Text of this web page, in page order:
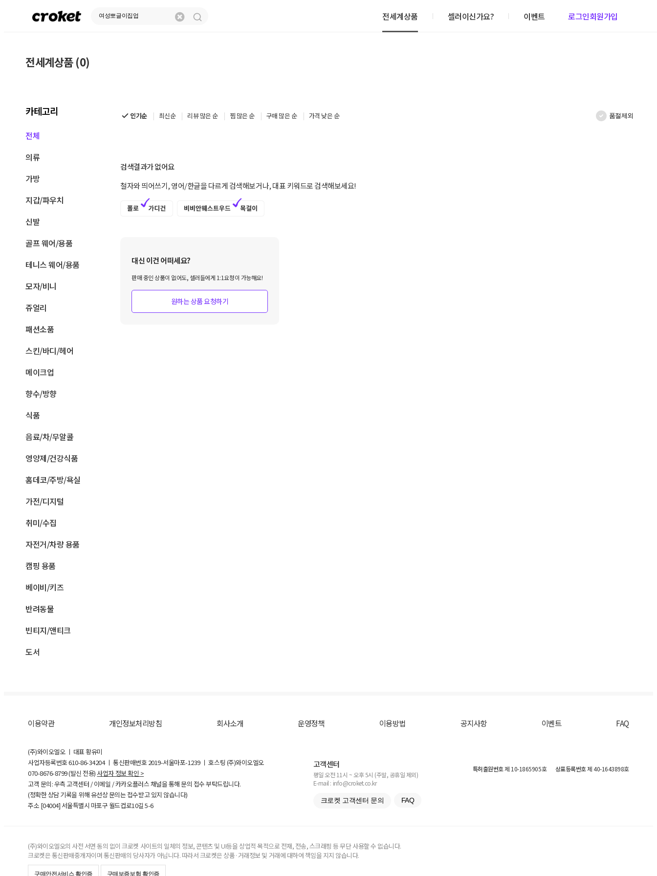
전세계상품 셀러이신가요? 이벤트 로그인회원가입
전세계상품 (0)
카테고리
전체
의류
가방
지갑/파우치
신발
골프 웨어/용품
테니스 웨어/용품
모자/비니
쥬얼리
패션소품
스킨/바디/헤어
메이크업
향수/방향
식품
음료/차/무알콜
영양제/건강식품
홈데코/주방/욕실
가전/디지털
취미/수집
자전거/차량 용품
캠핑 용품
베이비/키즈
반려동물
빈티지/앤티크
도서
인기순 최신순 리뷰 많은 순 찜 많은 순 구매 많은 순 가격 낮은 순 품절제외
검색결과가 없어요
철자와 띄어쓰기, 영어/한글을 다르게 검색해보거나, 대표 키워드로 검색해보세요!
대신 이건 어떠세요?
판매 중인 상품이 없어도, 셀러들에게 1:1요청이 가능해요!
원하는 상품 요청하기
이용약관 개인정보처리방침 회사소개 운영정책 이용방법 공지사항 이벤트 FAQ
(주)와이오엘오 ㅣ 대표 황유미
사업자등록번호610-86-34204ㅣ 통신판매번호 2019-서울마포-1239 ㅣ 호스팅 (주)와이오엘오
070-8676-8799 (발신 전용) 사업자 정보 확인 >
고객 문의: 우측 고객센터 / 이메일 / 카카오플러스 채널을 통해 문의 접수 부탁드립니다.
(정확한 상담 기록을 위해 유선상 문의는 접수받고 있지 않습니다)
주소 [04004] 서울특별시 마포구 월드컵로10길5-6
고객센터
평일 오전 11시 ~ 오후 5시 (주말, 공휴일 제외)
E-mail : info@croket.co.kr
크로켓 고객센터 문의 FAQ
특허출원번호제 10-1865905호 상표등록번호제 40-1643898호
(주)와이오엘오의 사전 서면 동의 없이 크로켓 사이트의 일체의 정보, 콘텐츠 및 UI등을 상업적 목적으로 전재, 전송, 스크래핑 등 무단 사용할 수 없습니다.
크로켓은 통신판매중개자이며 통신판매의 당사자가 아닙니다. 따라서 크로켓은 상품·거래정보 및 거래에 대하여 책임을 지지 않습니다.
구매안전서비스 확인증 구매보증보험 확인증